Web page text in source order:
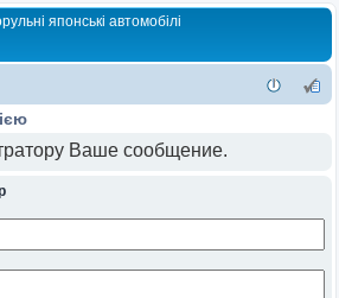
японські автомобілі
Ваше сообщение.